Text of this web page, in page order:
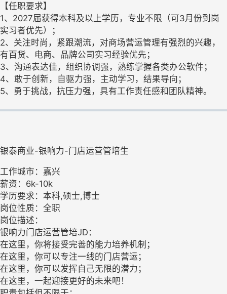
【任职要求】
1、2027届获得本科及以上学历，专业不限（可3月份到岗
实习者优先）；
2、关注时尚，紧跟潮流，对商场营运管理有强烈的兴趣，
有百货、电商、品牌公司实习经验优先；
3、沟通表达佳，组织协调强，熟练掌握各类办公软件；
4、敢于创新，自驱力强，主动学习，结果导向；
5、勇于挑战，抗压力强，具有工作责任感和团队精神。
银泰商业-银响力-门店运营管培生
工作城市：嘉兴
薪资：6k-10k
学历要求：本科,硕士,博士
岗位性质：全职
岗位描述：
银响力门店运营管培JD：
在这里，你将接受完善的能力培养机制；
在这里，你可以专注一线的门店营运；
在这里，你可以发挥自己无限的潜力；
在这里，一起迎接更好的未来吧！